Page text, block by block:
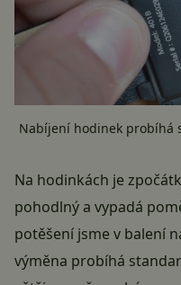
Nabíjení hodinek probíhá
Na hodinkách je
pohodlný a vypadá
potěšení jsme v balení
výměna probíhá